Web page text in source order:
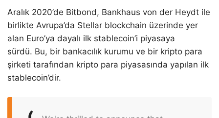
Aralık 2020’de Bitbond, Bankhaus von der Heydt ile
birlikte Avrupa’da Stellar blockchain üzerinde yer
alan Euro’ya dayalı ilk stablecoin’i piyasaya
sürdü. Bu, bir bankacılık kurumu ve bir kripto para
şirketi tarafından kripto para piyasasında yapılan ilk
stablecoin’dir.